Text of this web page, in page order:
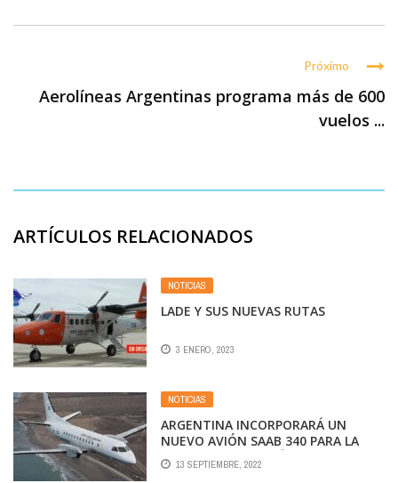
Próximo
Aerolíneas Argentinas programa más de 600
vuelos ...
ARTÍCULOS RELACIONADOS
NOTICIAS
LADE Y SUS NUEVAS RUTAS
3 ENERO, 2023
NOTICIAS
ARGENTINA INCORPORARÁ UN
NUEVO AVIÓN SAAB 340 PARA LA
FLOTA DE LA AEROLÍNEA DE LA
FUERZA AÉREA
13 SEPTIEMBRE, 2022